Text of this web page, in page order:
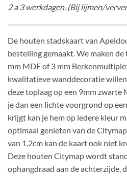
2 a 3 werkdagen. (Bij lijmen/
De houten stadskaart van
bestelling gemaakt. We maken
mm MDF of 3 mm
kwalitatieve wanddecoratie
deze toplaag op een 9mm
je dan een lichte voorgrond op
krijgt kan je hem op iedere kleur
optimaal genieten van de
van 1,2cm kan de kaart ook niet
Deze houten Citymap wordt
ophangdraad aan de achterzijde,